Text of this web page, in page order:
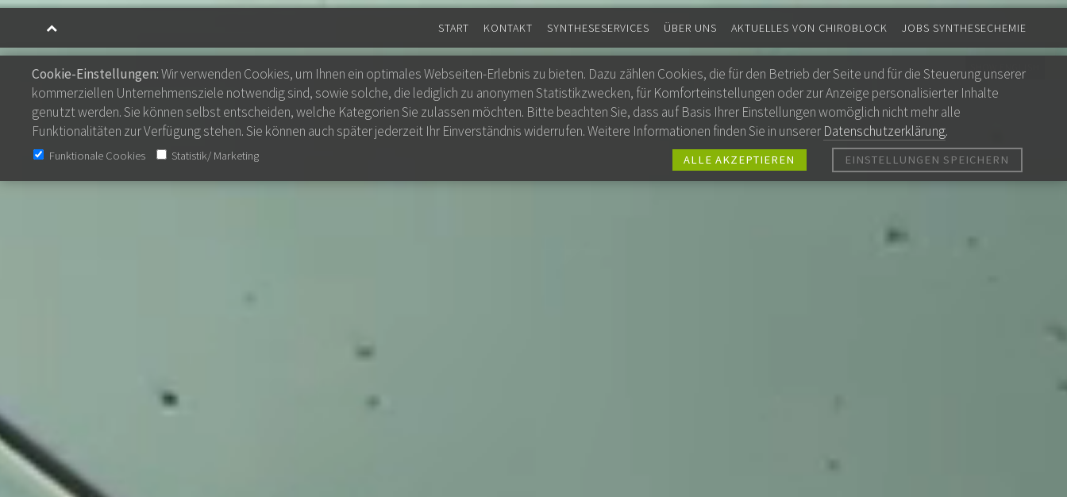
START KONTAKT SYNTHESESERVICES ÜBER UNS AKTUELLES VON CHIROBLOCK JOBS SYNTHESECHEMIE
Cookie-Einstellungen:Wir verwenden Cookies, um Ihnen ein optimales Webseiten-Erlebnis zu bieten. Dazu zählen Cookies, die für den Betrieb der Seite und für die Steuerung unserer
kommerziellen Unternehmensziele notwendig sind, sowie solche, die lediglich zu anonymen Statistikzwecken, für Komforteinstellungen oder zur Anzeige personalisierter Inhalte
genutzt werden. Sie können selbst entscheiden, welche Kategorien Sie zulassen möchten. Bitte beachten Sie, dass auf Basis Ihrer Einstellungen womöglich nicht mehr alle
Funktionalitäten zur Verfügung stehen. Sie können auch später jederzeit Ihr Einverständnis widerrufen. Weitere Informationen finden Sie in unserer Datenschutzerklärung.
Funktionale Cookies Statistik/ Marketing ALLE AKZEPTIEREN EINSTELLUNGEN SPEICHERN